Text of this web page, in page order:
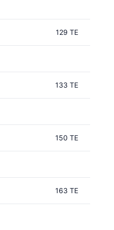
129 TE
133 TE
150 TE
163 TE